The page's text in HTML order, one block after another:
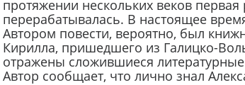
протяжении нескольких веков
перерабатывалась. В настоящее
Автором повести, вероятно, был
Кирилла, пришедшего из Галицко-
отражены сложившиеся
Автор сообщает, что лично знал